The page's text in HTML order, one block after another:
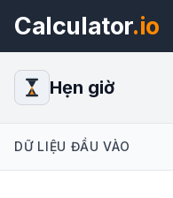
Calculator.io
Hẹn giờ
DỮ LIỆU ĐẦU VÀO